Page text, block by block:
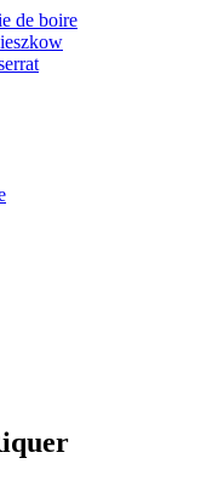
de boire